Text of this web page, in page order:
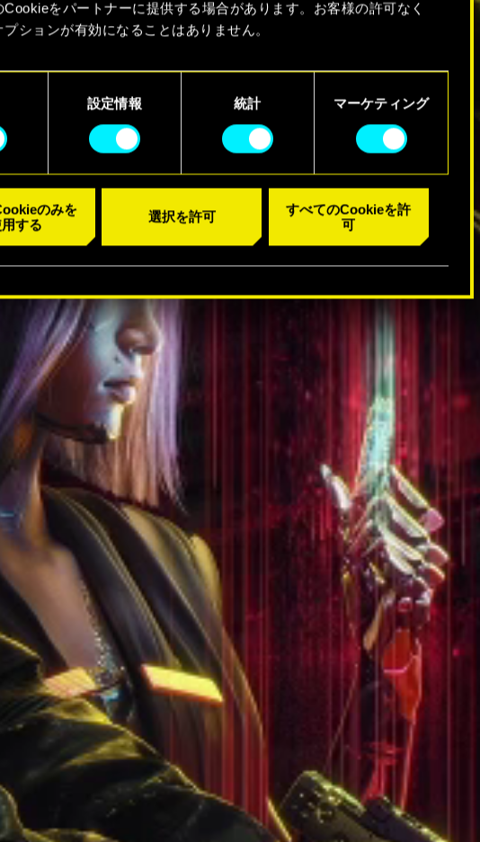
Cookieをパートナーに提供する場合があります。お客様の許可なく
プションが有効になることはありません。
用およびパフォーマンスの変更点に関する詳細は、下記の「設定」
ご確認ください。
設定情報 統計 マーケティング
のみを
する
選択を許可
すべてのCookieを許
可